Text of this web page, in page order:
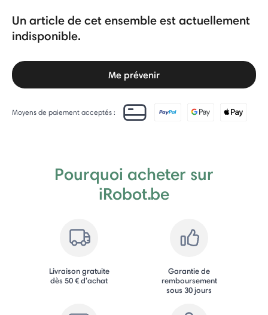
Un article de cet ensemble est actuellement
indisponible.
Me prévenir
Moyens de paiement acceptés :
Pourquoi acheter sur
iRobot.be
Livraison gratuite
dès 50 € d'achat
Garantie de
remboursement
sous 30 jours